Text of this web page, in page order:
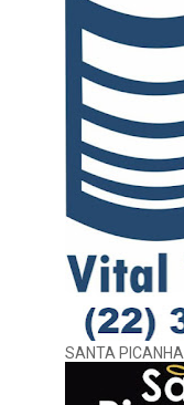
SANTA PICANHA